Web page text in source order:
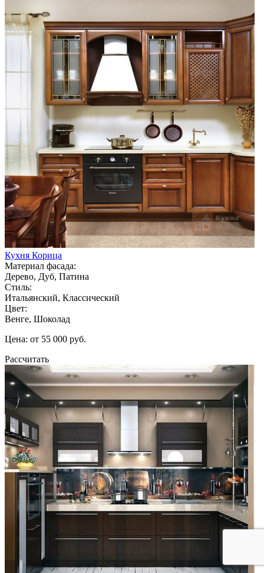
Кухня Корица
Материал фасада:
Дерево, Дуб, Патина
Стиль:
Итальянский, Классический
Цвет:
Венге, Шоколад
Цена: от 55 000 руб.
Рассчитать